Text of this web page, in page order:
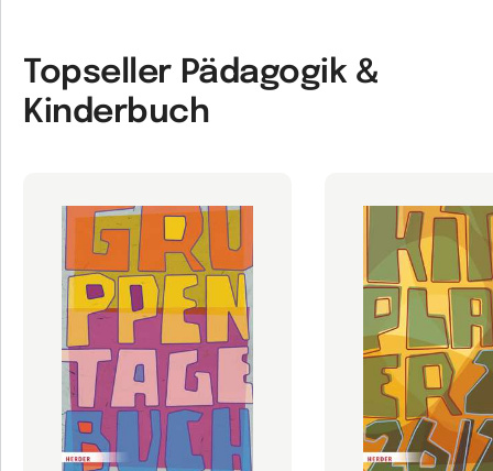
Topseller Pädagogik &
Kinderbuch